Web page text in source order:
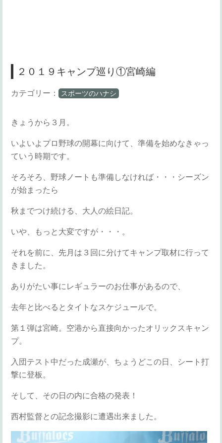
２０１９キャンプ巡り①宮崎編
カテゴリー： スポーツのハナシ
きょうから３月。
いよいよプロ野球の開幕に向けて、準備を始めなきゃっ
ていう時期です。
そろそろ、野球ノートも準備しなければ・・・シーズン
が始まったら
秋までつけ続ける、大人の絵日記。
いや、もっと大変ですが・・・。
それを前に、先月は３回に分けてキャンプ取材に行って
きました。
ありがたい事にレギュラーのお仕事があるので、
去年と比べるとタイトなスケジュールで。
第１弾は宮崎。空港から直接向かったオリックスキャン
プ。
入団テスト中だった成瀬が、ちょうどこの日、シート打
撃に登板。
そして、その日の内に合格の発表！
西村監督との記念撮影に遭遇出来ました。